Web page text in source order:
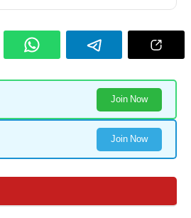
Join Now
Join Now